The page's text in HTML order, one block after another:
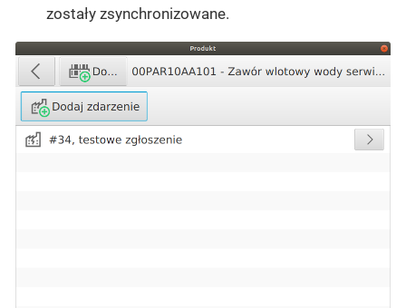
zostały zsynchronizowane.